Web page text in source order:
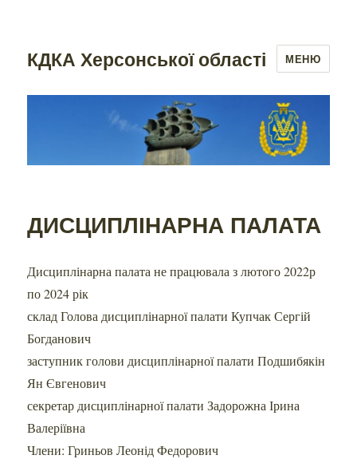
КДКА Херсонської області МЕНЮ
ДИСЦИПЛІНАРНА ПАЛАТА
Дисциплінарна палата не працювала з лютого 2022р
по 2024 рік
склад Голова дисциплінарної палати Купчак Сергій
Богданович
заступник голови дисциплінарної палати Подшибякін
Ян Євгенович
секретар дисциплінарної палати Задорожна Ірина
Валеріївна
Члени: Гриньов Леонід Федорович